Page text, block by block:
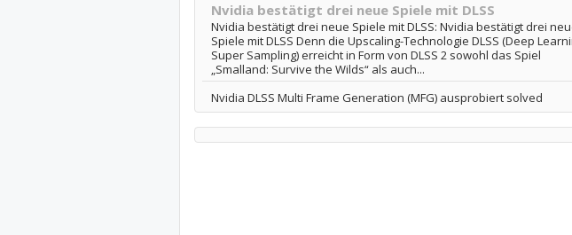
Nvidia bestätigt drei neue Spiele mit DLSS
Nvidia bestätigt drei neue Spiele mit DLSS: Nvidia bestätigt drei
Spiele mit DLSS Denn die Upscaling-Technologie DLSS (Deep
Super Sampling) erreicht in Form von DLSS 2 sowohl das Spiel
„Smalland: Survive the Wilds“ als auch...
Nvidia DLSS Multi Frame Generation (MFG) ausprobiert solved